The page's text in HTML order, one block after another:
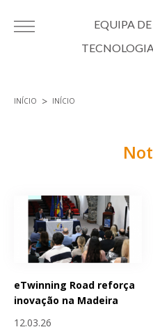
EQUIPA DE
INÍCIO INÍCIO
eTwinning Road reforça
inovação na Madeira
12.03.26
Páginas